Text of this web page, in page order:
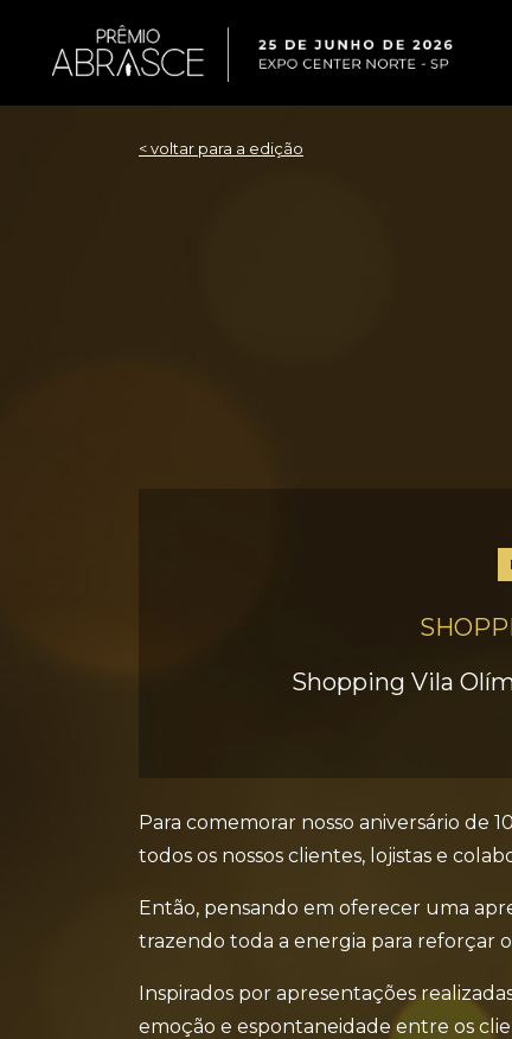
< voltar para a edição
Shopping Vila
Para comemorar nosso aniversário de
todos os nossos clientes, lojistas e
Então, pensando em oferecer uma
trazendo toda a energia para reforçar
Inspirados por apresentações
emoção e espontaneidade entre os